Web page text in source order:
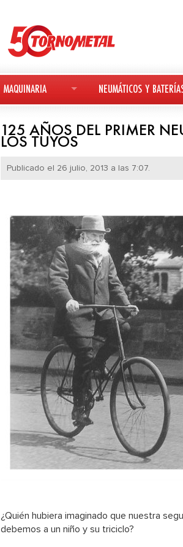
MAQUINARIA
MAQUINARIA NUEVA
MAQUINARIA USADA
NEUMÁTICOS Y
125 AÑOS DEL PRIMER
LOS TUYOS
Publicado el 26 julio, 2013 a las 7:07.
¿Quién hubiera imaginado que nuestra
debemos a un niño y su triciclo?